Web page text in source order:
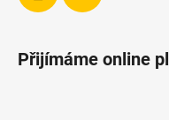
Přijímáme online